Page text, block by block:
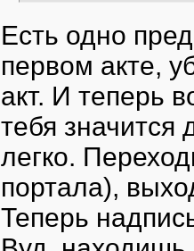
Есть одно
первом акте,
акт. И теперь
тебя
легко.
портала),
Теперь